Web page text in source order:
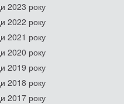
2023 року
2022 року
2021 року
2020 року
2019 року
2018 року
2017 року